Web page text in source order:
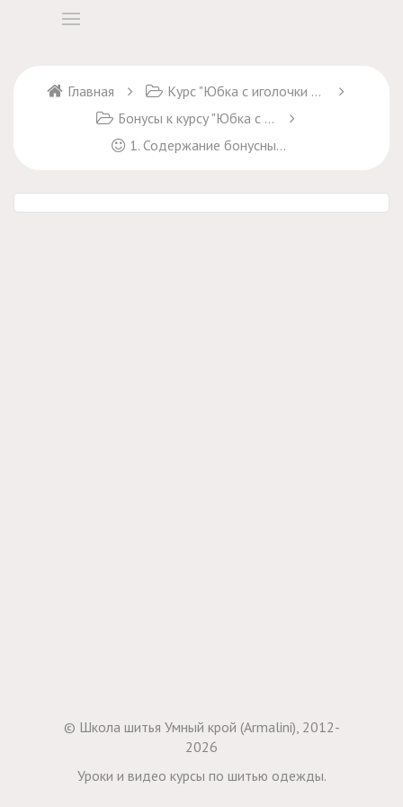
Главная
Курс "Юбка с иголочки 2.0"
Бонусы к курсу "Юбка с иголочки 2.0"
1. Содержание бонусных видео
© Школа шитья Умный крой (Armalini), 2012-
2026
Уроки и видео курсы по шитью одежды.